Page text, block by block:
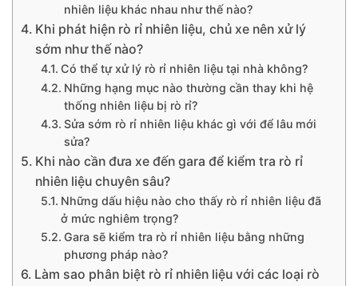
nhiên liệu khác nhau như thế nào?
Khi phát hiện rò rỉ nhiên liệu, chủ xe nên xử lý
sớm như thế nào?
Có thể tự xử lý rò rỉ nhiên liệu tại nhà không?
Những hạng mục nào thường cần thay khi hệ
thống nhiên liệu bị rò rỉ?
Sửa sớm rò rỉ nhiên liệu khác gì với để lâu mới
sửa?
Khi nào cần đưa xe đến gara để kiểm tra rò rỉ
nhiên liệu chuyên sâu?
Những dấu hiệu nào cho thấy rò rỉ nhiên liệu đã
ở mức nghiêm trọng?
Gara sẽ kiểm tra rò rỉ nhiên liệu bằng những
phương pháp nào?
Làm sao phân biệt rò rỉ nhiên liệu với các loại rò